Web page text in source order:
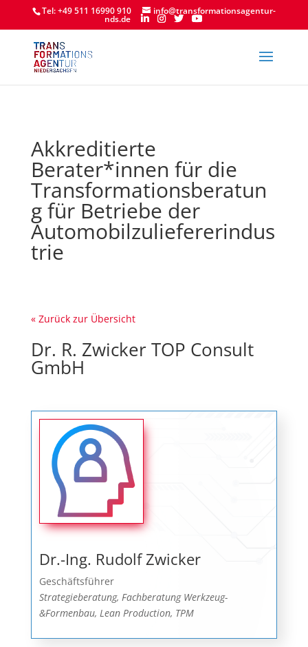
Tel: +49 511 16990 910 info@transformationsagentur-
nds.de
Akkreditierte
Berater*innen für die
Transformationsberatun
g für Betriebe der
Automobilzuliefererindus
trie
« Zurück zur Übersicht
Dr. R. Zwicker TOP Consult
GmbH
Dr.-Ing. Rudolf Zwicker
Geschäftsführer
Strategieberatung, Fachberatung Werkzeug-
&Formenbau, Lean Production, TPM